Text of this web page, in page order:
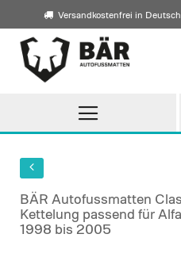
Versandkostenfrei in
Direkt
zum
Inhalt
BÄR Autofussmatten
Kettelung passend für
1998 bis 2005